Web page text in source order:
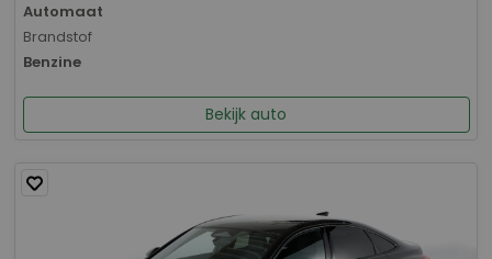
Automaat
Brandstof
Benzine
Bekijk auto